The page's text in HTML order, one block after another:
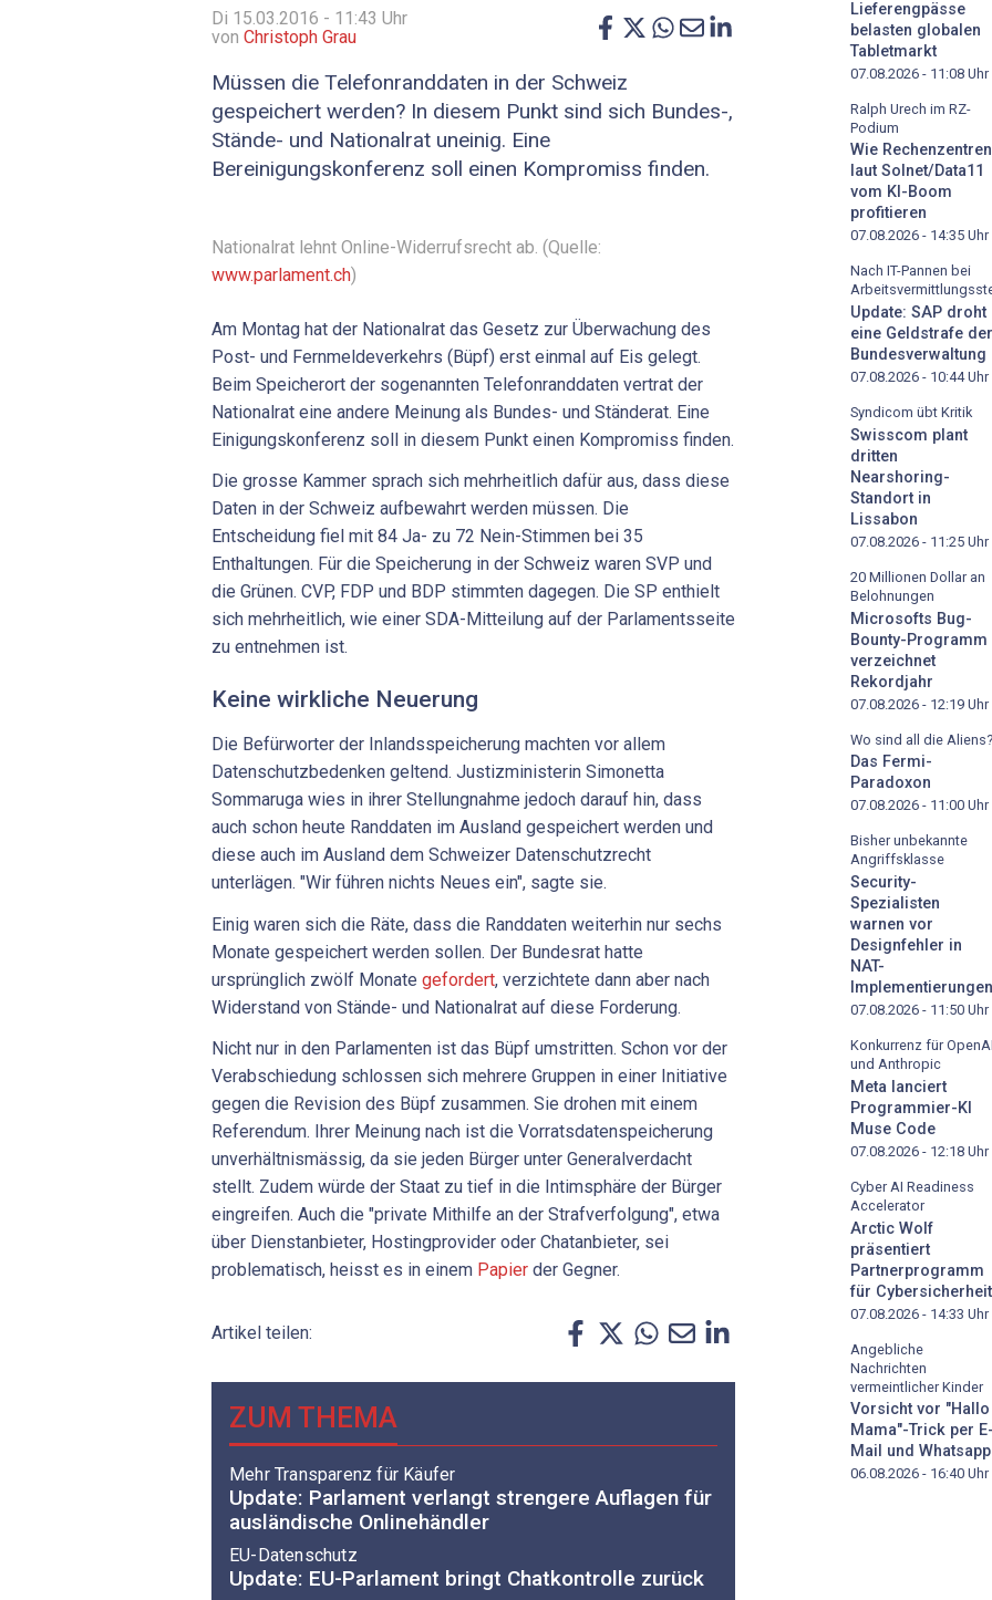
Di 15.03.2016 - 11:43 Uhr
von Christoph Grau
Müssen die Telefonranddaten in der Schweiz
gespeichert werden? In diesem Punkt sind sich Bundes-,
Stände- und Nationalrat uneinig. Eine
Bereinigungskonferenz soll einen Kompromiss finden.
Nationalrat lehnt Online-Widerrufsrecht ab. (Quelle:
www.parlament.ch)
Am Montag hat der Nationalrat das Gesetz zur Überwachung des
Post- und Fernmeldeverkehrs (Büpf) erst einmal auf Eis gelegt.
Beim Speicherort der sogenannten Telefonranddaten vertrat der
Nationalrat eine andere Meinung als Bundes- und Ständerat. Eine
Einigungskonferenz soll in diesem Punkt einen Kompromiss finden.
Die grosse Kammer sprach sich mehrheitlich dafür aus, dass diese
Daten in der Schweiz aufbewahrt werden müssen. Die
Entscheidung fiel mit 84 Ja- zu 72 Nein-Stimmen bei 35
Enthaltungen. Für die Speicherung in der Schweiz waren SVP und
die Grünen. CVP, FDP und BDP stimmten dagegen. Die SP enthielt
sich mehrheitlich, wie einer SDA-Mitteilung auf der Parlamentsseite
zu entnehmen ist.
Keine wirkliche Neuerung
Die Befürworter der Inlandsspeicherung machten vor allem
Datenschutzbedenken geltend. Justizministerin Simonetta
Sommaruga wies in ihrer Stellungnahme jedoch darauf hin, dass
auch schon heute Randdaten im Ausland gespeichert werden und
diese auch im Ausland dem Schweizer Datenschutzrecht
unterlägen. "Wir führen nichts Neues ein", sagte sie.
Einig waren sich die Räte, dass die Randdaten weiterhin nur sechs
Monate gespeichert werden sollen. Der Bundesrat hatte
ursprünglich zwölf Monate gefordert, verzichtete dann aber nach
Widerstand von Stände- und Nationalrat auf diese Forderung.
Nicht nur in den Parlamenten ist das Büpf umstritten. Schon vor der
Verabschiedung schlossen sich mehrere Gruppen in einer Initiative
gegen die Revision des Büpf zusammen. Sie drohen mit einem
Referendum. Ihrer Meinung nach ist die Vorratsdatenspeicherung
unverhältnismässig, da sie jeden Bürger unter Generalverdacht
stellt. Zudem würde der Staat zu tief in die Intimsphäre der Bürger
eingreifen. Auch die "private Mithilfe an der Strafverfolgung", etwa
über Dienstanbieter, Hostingprovider oder Chatanbieter, sei
problematisch, heisst es in einem Papier der Gegner.
Artikel teilen:
ZUM THEMA
Mehr Transparenz für Käufer
Update: Parlament verlangt strengere Auflagen für
ausländische Onlinehändler
EU-Datenschutz
Update: EU-Parlament bringt Chatkontrolle zurück
Lieferengpässe
belasten globalen
Tabletmarkt
07.08.2026 - 11:08 Uhr
Ralph Urech im RZ-
Podium
Wie Rechenzentren
laut Solnet/Data11
vom KI-Boom
profitieren
07.08.2026 - 14:35 Uhr
Nach IT-Pannen bei
Update: SAP droht
eine Geldstrafe der
Bundesverwaltung
07.08.2026 - 10:44Uhr
Syndicom übt Kritik
Swisscom plant
dritten
Nearshoring-
Standort in
Lissabon
07.08.2026 - 11:25 Uhr
20 Millionen Dollar an
Belohnungen
Microsofts Bug-
Bounty-Programm
verzeichnet
Rekordjahr
07.08.2026 - 12:19 Uhr
Wo sind all die Aliens?
Das Fermi-
Paradoxon
07.08.2026 - 11:00 Uhr
Bisher unbekannte
Angriffsklasse
Security-
Spezialisten
warnen vor
Designfehler in
NAT-
Implementierungen
07.08.2026 - 11:50 Uhr
Konkurrenz für OpenAI
und Anthropic
Meta lanciert
Programmier-KI
Muse Code
07.08.2026 - 12:18 Uhr
Cyber AI Readiness
Accelerator
Arctic Wolf
präsentiert
Partnerprogramm
für Cybersicherheit
07.08.2026 - 14:33 Uhr
Angebliche
Nachrichten
vermeintlicher Kinder
Vorsicht vor "Hallo
Mama"-Trick per E-
Mail und Whatsapp
06.08.2026 - 16:40 Uhr